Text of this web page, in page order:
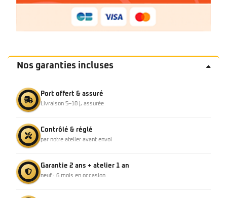
Nos garanties incluses
Port offert & assuré
Livraison 5–10 j, assurée
Contrôlé & réglé
par notre atelier avant envoi
Garantie 2 ans + atelier 1 an
neuf · 6 mois en occasion